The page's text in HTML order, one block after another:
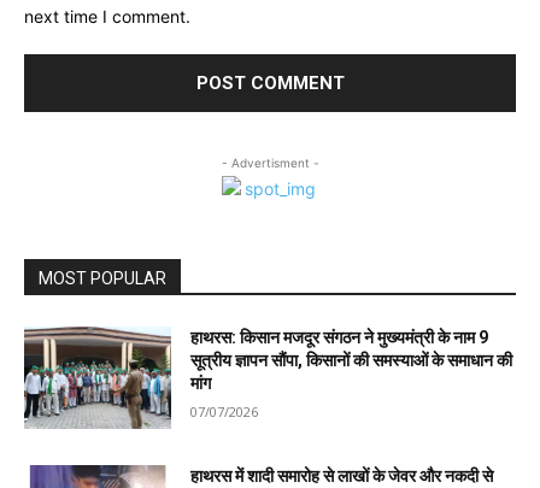
next time I comment.
- Advertisment -
MOST POPULAR
हाथरस: किसान मजदूर संगठन ने मुख्यमंत्री के नाम 9
सूत्रीय ज्ञापन सौंपा, किसानों की समस्याओं के समाधान की
मांग
07/07/2026
हाथरस में शादी समारोह से लाखों के जेवर और नकदी से